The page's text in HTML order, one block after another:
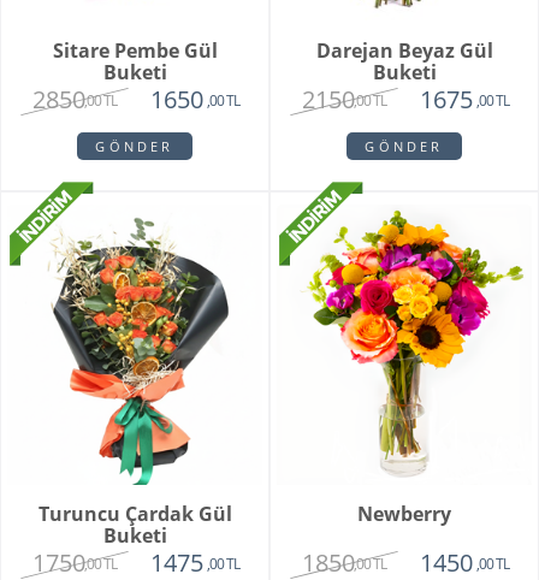
Sitare Pembe Gül
Buketi
2850,00 TL 1650 ,00 TL
GÖNDER
Darejan Beyaz Gül
Buketi
2150,00 TL 1675 ,00 TL
GÖNDER
Turuncu Çardak Gül
Buketi
1750,00 TL 1475 ,00 TL
Newberry
1850,00 TL 1450 ,00 TL